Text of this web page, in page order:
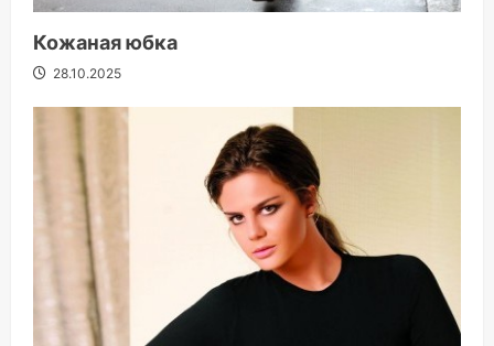
Кожаная юбка
28.10.2025